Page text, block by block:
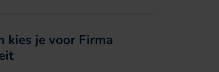
kies je voor Firma